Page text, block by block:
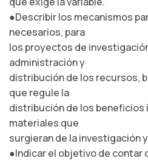
●Describir los mecanismos
necesarios, para
los proyectos de
administración y
distribución de los recursos,
que regule la
distribución de los
materiales que
surgieran de la investigación
●Indicar el objetivo de contar